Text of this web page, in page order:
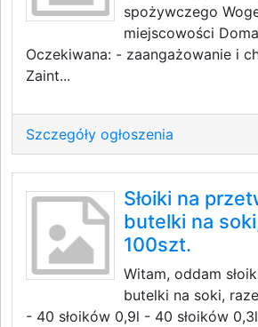
spożywczego
miejscowości
Oczekiwana: - zaangażowanie i
Zaint...
Szczegóły ogłoszenia
Słoiki na
butelki na
100szt.
Witam, oddam
butelki na soki,
- 40 słoików 0,9l - 40 słoików